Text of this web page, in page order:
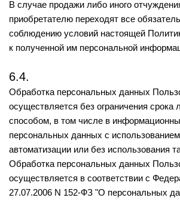
В случае продажи либо иного
приобретателю переходят все
соблюдению условий настоящей
к полученной им персональной
6.4.
Обработка персональных данных
осуществляется без ограничения
способом, в том числе в
персональных данных с
автоматизации или без использования
Обработка персональных данных
осуществляется в соответствии с
27.07.2006 N 152-ФЗ "О персональных